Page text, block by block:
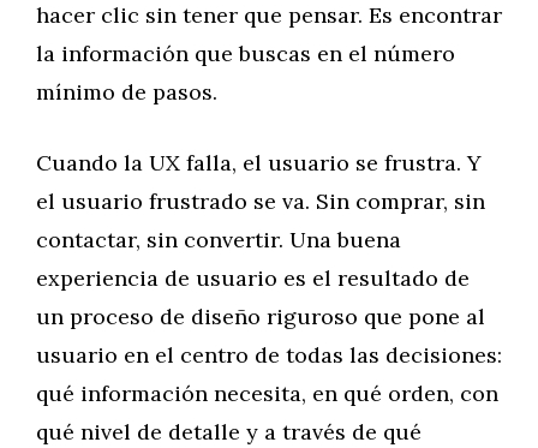
hacer clic sin tener que pensar. Es encontrar
la información que buscas en el número
mínimo de pasos.
Cuando la UX falla, el usuario se frustra. Y
el usuario frustrado se va. Sin comprar, sin
contactar, sin convertir. Una buena
experiencia de usuario es el resultado de
un proceso de diseño riguroso que pone al
usuario en el centro de todas las decisiones:
qué información necesita, en qué orden, con
qué nivel de detalle y a través de qué